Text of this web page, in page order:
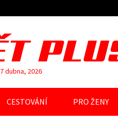
dubna, 2026
CESTOVÁNÍ PRO ŽENY